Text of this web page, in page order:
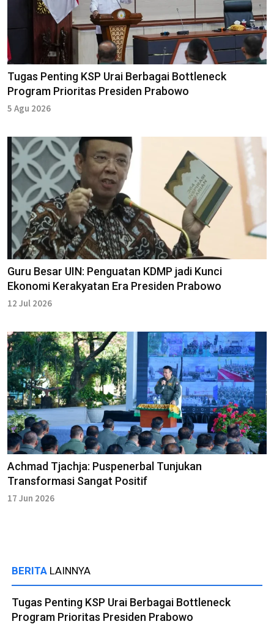
Tugas Penting KSP Urai Berbagai Bottleneck
Program Prioritas Presiden Prabowo
5 Agu 2026
Guru Besar UIN: Penguatan KDMP jadi Kunci
Ekonomi Kerakyatan Era Presiden Prabowo
12 Jul 2026
Achmad Tjachja: Puspenerbal Tunjukan
Transformasi Sangat Positif
17 Jun 2026
BERITA LAINNYA
Tugas Penting KSP Urai Berbagai Bottleneck
Program Prioritas Presiden Prabowo